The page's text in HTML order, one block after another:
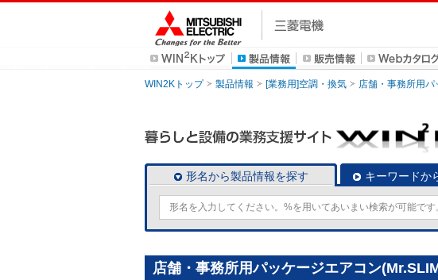
WIN2Kトップ 製品情報 [業務用]空調・換気 店舗・事務所用
形名から製品情報を探す キーワードか
店舗・事務所用パッケージエアコン